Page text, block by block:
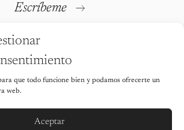
que todo funcione bien y podamos ofrecerte un
web.
Aceptar
Escríbeme
All rights
de este
explícito de la